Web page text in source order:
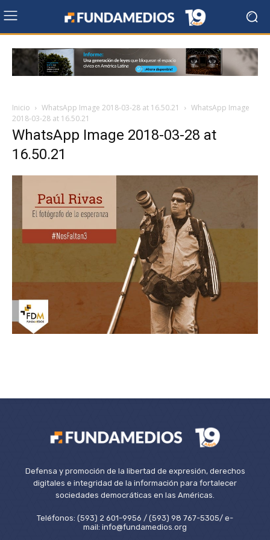
Inicio WhatsApp Image 2018-03-28 at 16.50.21
WhatsApp Image
2018-03-28 at 16.50.21
WhatsApp Image 2018-03-28 at
16.50.21
Defensa y promoción de la libertad de expresión, derechos
digitales e integridad de la información para fortalecer
sociedades democráticas en las Américas.
Teléfonos: (593) 2 601-9956 / (593) 98 767-5305/ e-
mail: info@fundamedios.org